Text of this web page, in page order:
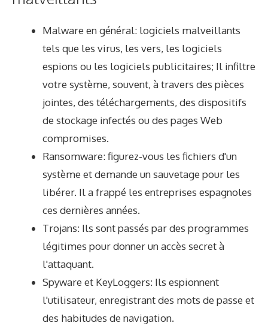
Malware en général: logiciels malveillants
tels que les virus, les vers, les logiciels
espions ou les logiciels publicitaires; Il infiltre
votre système, souvent, à travers des pièces
jointes, des téléchargements, des dispositifs
de stockage infectés ou des pages Web
compromises.
Ransomware: figurez-vous les fichiers d'un
système et demande un sauvetage pour les
libérer. Il a frappé les entreprises espagnoles
ces dernières années.
Trojans: Ils sont passés par des programmes
légitimes pour donner un accès secret à
l'attaquant.
Spyware et KeyLoggers: Ils espionnent
l'utilisateur, enregistrant des mots de passe et
des habitudes de navigation.